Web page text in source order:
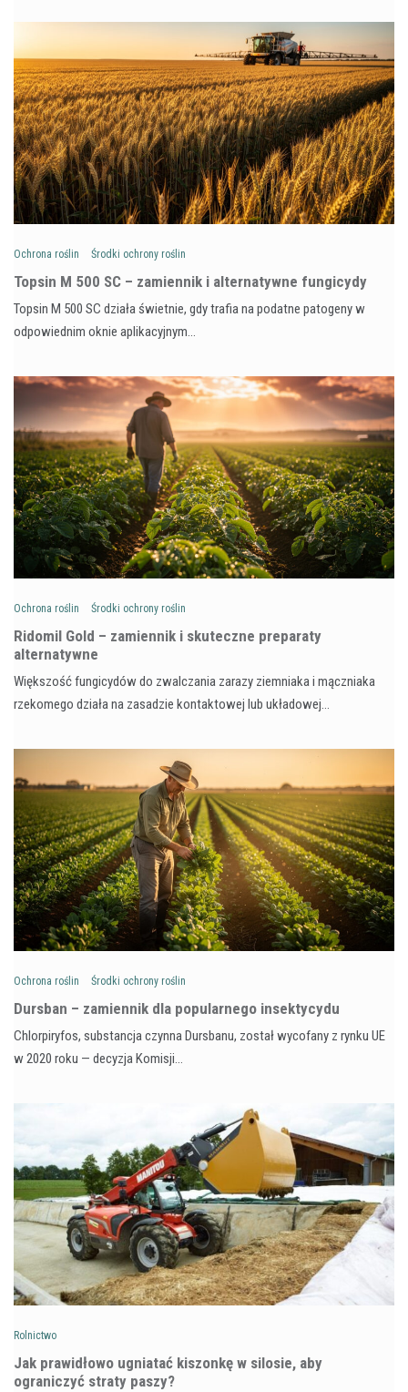
Ochrona roślin Środki ochrony roślin
Topsin M 500 SC – zamiennik i alternatywne fungicydy
Topsin M 500 SC działa świetnie, gdy trafia na podatne patogeny w
odpowiednim oknie aplikacyjnym…
Ochrona roślin Środki ochrony roślin
Ridomil Gold – zamiennik i skuteczne preparaty
alternatywne
Większość fungicydów do zwalczania zarazy ziemniaka i mączniaka
rzekomego działa na zasadzie kontaktowej lub układowej…
Ochrona roślin Środki ochrony roślin
Dursban – zamiennik dla popularnego insektycydu
Chlorpiryfos, substancja czynna Dursbanu, został wycofany z rynku UE
w 2020 roku — decyzja Komisji…
Rolnictwo
Jak prawidłowo ugniatać kiszonkę w silosie, aby
ograniczyć straty paszy?